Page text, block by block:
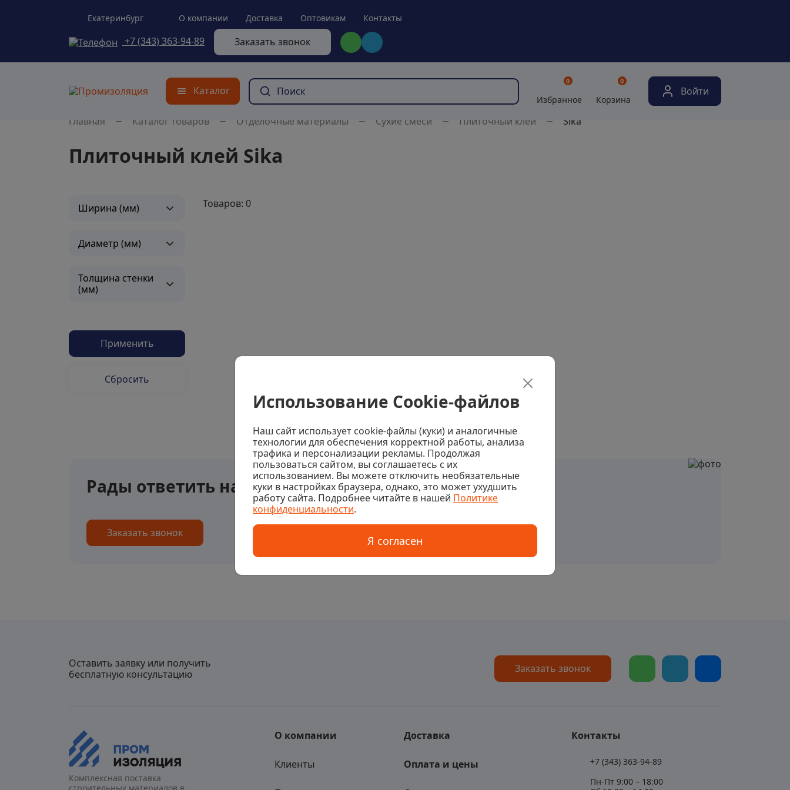
Екатеринбург О компании Доставка Оптовикам Контакты
+7 (343) 363-94-89 Заказать звонок
Каталог
Избранное
0
Корзина
0
Войти
Главная Каталог товаров Отделочные материалы Сухие смеси Плиточный клей Sika
Плиточный клей Sika
Ширина (мм)
Диаметр (мм)
Толщина стенки
(мм)
Применить
Сбросить
Товаров: 0
Рады ответить на все ваши вопросы
Заказать звонок
Оставить заявку или получить
бесплатную консультацию
Заказать звонок
Комплексная поставка
О компании
Клиенты
Доставка
Оплата и цены
Контакты
+7 (343) 363-94-89
Пн-Пт 9:00 – 18:00
Использование Cookie-файлов
Наш сайт использует cookie-файлы (куки) и аналогичные
технологии для обеспечения корректной работы, анализа
трафика и персонализации рекламы. Продолжая
пользоваться сайтом, вы соглашаетесь с их
использованием. Вы можете отключить необязательные
куки в настройках браузера, однако, это может ухудшить
работу сайта. Подробнее читайте в нашей Политике
конфиденциальности.
Я согласен